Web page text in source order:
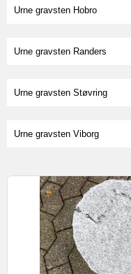
Urne gravsten Hobro
Urne gravsten Randers
Urne gravsten Støvring
Urne gravsten Viborg